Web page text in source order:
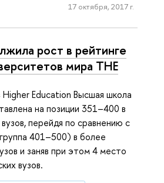
17 октября, 2017 г.
рост в рейтинге
мира THE
Education Высшая школа
на позиции 351–400 в
перейдя по сравнению с
401–500) в более
и заняв при этом 4 место
вузов.